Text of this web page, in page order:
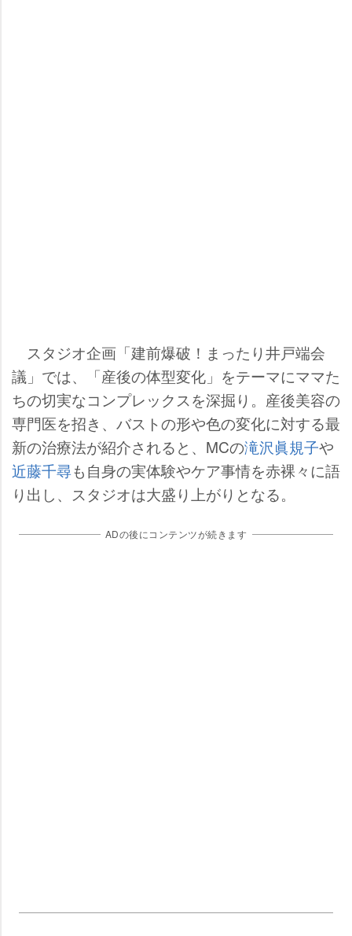
スタジオ企画「建前爆破！まったり井戸端会
議」では、「産後の体型変化」をテーマにママた
ちの切実なコンプレックスを深掘り。産後美容の
専門医を招き、バストの形や色の変化に対する最
新の治療法が紹介されると、MCの滝沢眞規子
近藤千尋も自身の実体験やケア事情を赤裸々に語
り出し、スタジオは大盛り上がりとなる。
ADの後にコンテンツが続きます